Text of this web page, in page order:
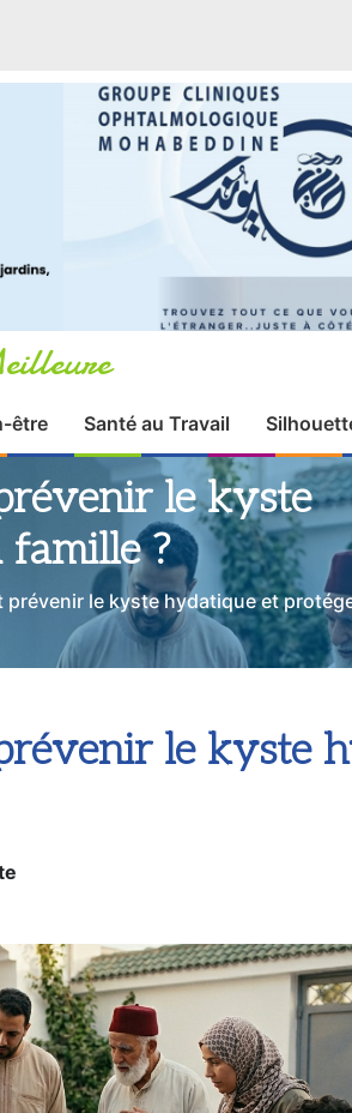
être Santé au Travail
le kyste
?
prévenir le kyste hydatique et
le kyste